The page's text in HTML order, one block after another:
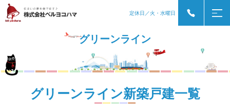
定休日／火・水曜日
グリーンライン
グリーンライン新築戸建一覧